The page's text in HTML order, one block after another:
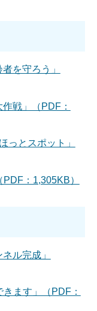
を守ろう」
戦」（PDF：
っとスポット」
：1,305KB）
ル完成」
ます」（PDF：